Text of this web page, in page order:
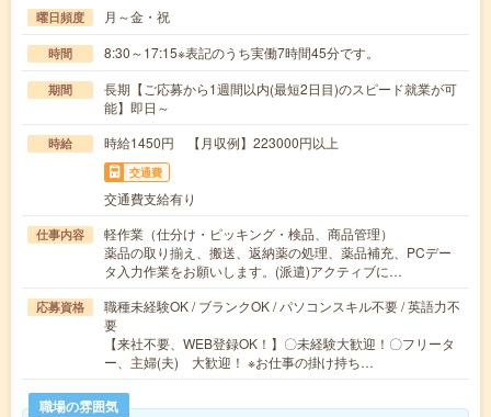
曜日頻度 月～金・祝
時間 8:30～17:15※表記のうち実働7時間45分です。
期間
長期【ご応募から1週間以内(最短2日目)のスピード就業が可
能】即日～
時給 時給1450円 【月収例】223000円以上
交通費
交通費支給有り
仕事内容
軽作業（仕分け・ピッキング・検品、商品管理）
薬品の取り揃え、搬送、返納薬の処理、薬品補充、PCデー
タ入力作業をお願いします。(派遣)アクティブに…
応募資格
職種未経験OK / ブランクOK / パソコンスキル不要 / 英語力不
要
【来社不要、WEB登録OK！】〇未経験大歓迎！〇フリータ
ー、主婦(夫) 大歓迎！ ※お仕事の掛け持ち…
職場の雰囲気